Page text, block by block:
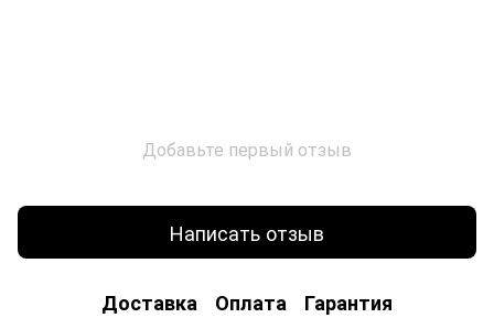
Добавьте первый отзыв
Написать отзыв
Доставка Оплата Гарантия